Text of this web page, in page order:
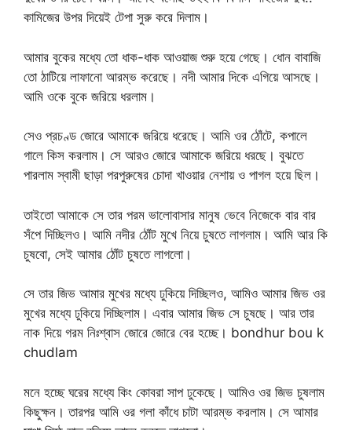
কামিজের উপর দিয়েই টেপা সুরু করে দিলাম।
আমার বুকের মধ্যে তো ধাক-ধাক আওয়াজ শুরু হয়ে গেছে। ধোন বাবাজি
তো ঠাটিয়ে লাফানো আরম্ভ করেছে। নদী আমার দিকে এগিয়ে আসছে।
আমি ওকে বুকে জরিয়ে ধরলাম।
সেও প্রচণ্ড জোরে আমাকে জরিয়ে ধরেছে। আমি ওর ঠোঁটে, কপালে
গালে কিস করলাম। সে আরও জোরে আমাকে জরিয়ে ধরছে। বুঝতে
পারলাম স্বামী ছাড়া পরপুরুষের চোদা খাওয়ার নেশায় ও পাগল হয়ে ছিল।
তাইতো আমাকে সে তার পরম ভালোবাসার মানুষ ভেবে নিজেকে বার বার
সঁপে দিচ্ছিলও। আমি নদীর ঠোঁট মুখে নিয়ে চুষতে লাগলাম। আমি আর কি
চুষবো, সেই আমার ঠোঁট চুষতে লাগলো।
সে তার জিভ আমার মুখের মধ্যে ঢুকিয়ে দিচ্ছিলও, আমিও আমার জিভ ওর
মুখের মধ্যে ঢুকিয়ে দিচ্ছিলাম। এবার আমার জিভ সে চুষছে। আর তার
নাক দিয়ে গরম নিঃশ্বাস জোরে জোরে বের হচ্ছে। bondhur bou k
chudlam
মনে হচ্ছে ঘরের মধ্যে কিং কোবরা সাপ ঢুকেছে। আমিও ওর জিভ চুষলাম
কিছুক্ষন। তারপর আমি ওর গলা কাঁধে চাটা আরম্ভ করলাম। সে আমার